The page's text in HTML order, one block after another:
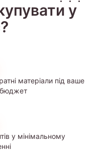
у
матеріали під ваше
бюджет
у мінімальному